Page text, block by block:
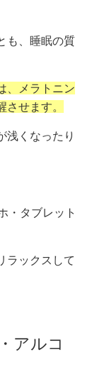
も、睡眠の質
、メラトニン
させます。
浅くなったり
・タブレット
ラックスして
アルコ